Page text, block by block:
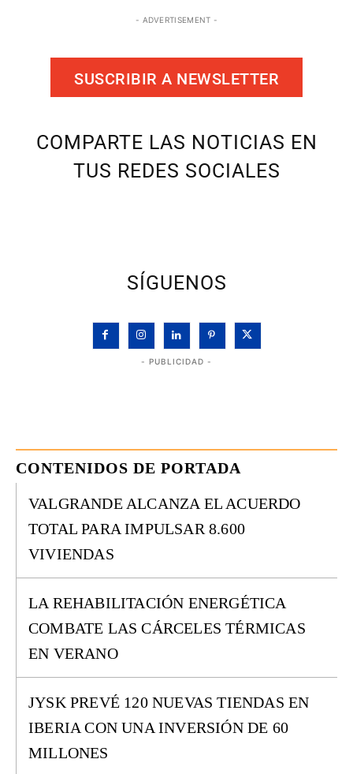
- ADVERTISEMENT -
SUSCRIBIR A NEWSLETTER
COMPARTE LAS NOTICIAS EN
TUS REDES SOCIALES
SÍGUENOS
- PUBLICIDAD -
CONTENIDOS DE PORTADA
VALGRANDE ALCANZA EL ACUERDO
TOTAL PARA IMPULSAR 8.600
VIVIENDAS
LA REHABILITACIÓN ENERGÉTICA
COMBATE LAS CÁRCELES TÉRMICAS
EN VERANO
JYSK PREVÉ 120 NUEVAS TIENDAS EN
IBERIA CON UNA INVERSIÓN DE 60
MILLONES